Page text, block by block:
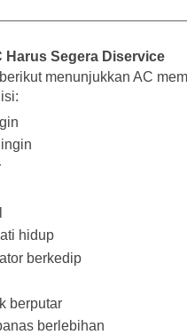
Harus Segera Diservice
menunjukkan AC
hidup
berkedip
berputar
berlebihan